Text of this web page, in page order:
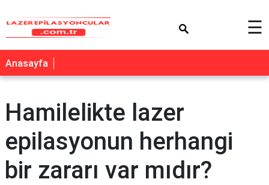
☰
Anasayfa
Hamilelikte lazer
epilasyonun herhangi
bir zararı var mıdır?